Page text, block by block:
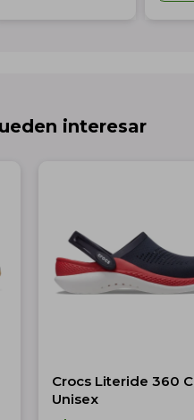
interesar
Crocs Literide 360
Unisex